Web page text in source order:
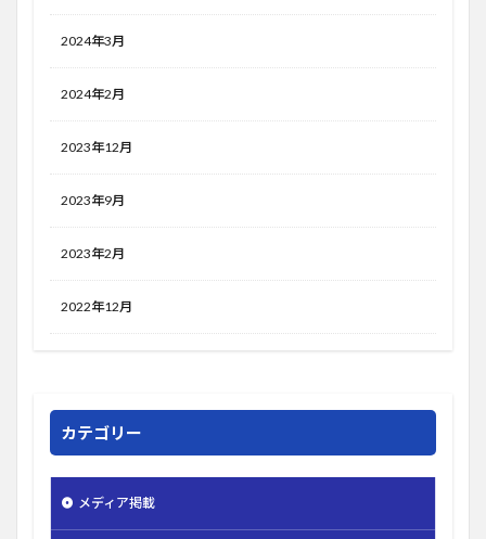
2024年3月
2024年2月
2023年12月
2023年9月
2023年2月
2022年12月
カテゴリー
メディア掲載